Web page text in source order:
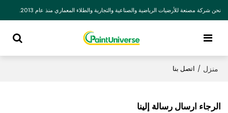
نحن شركة مصنعة للأرضيات الرياضية والصناعية والتجارية والطلاء المعماري منذ عام 2013.
منزل / اتصل بنا
الرجاء ارسال رسالة إلينا